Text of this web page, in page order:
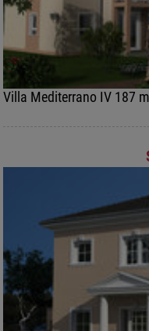
Villa Mediterrano IV 187